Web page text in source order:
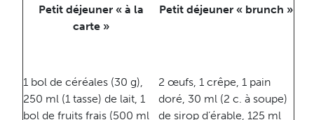
Petit déjeuner « à la
carte »
Petit déjeuner « brunch »
1 bol de céréales (30 g),
250 ml (1 tasse) de lait, 1
bol de fruits frais (500 ml
2 œufs, 1 crêpe, 1 pain
doré, 30 ml (2 c. à soupe)
de sirop d’érable, 125 ml